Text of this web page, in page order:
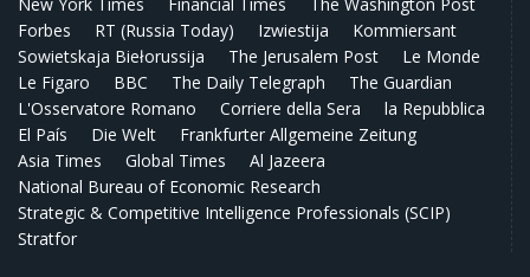
Forbes
RT (Russia Today) Izwiestija
Kommiersant
Sowietskaja Biełorussija
The Jerusalem Post
Le Monde
Le Figaro
BBC The Daily Telegraph
The Guardian
L'Osservatore Romano
Corriere della Sera
la Repubblica
El País
Die Welt
Frankfurter Allgemeine Zeitung
Asia Times
Global Times
Al Jazeera
National Bureau of Economic Research
Strategic & Competitive Intelligence Professionals (SCIP)
Stratfor